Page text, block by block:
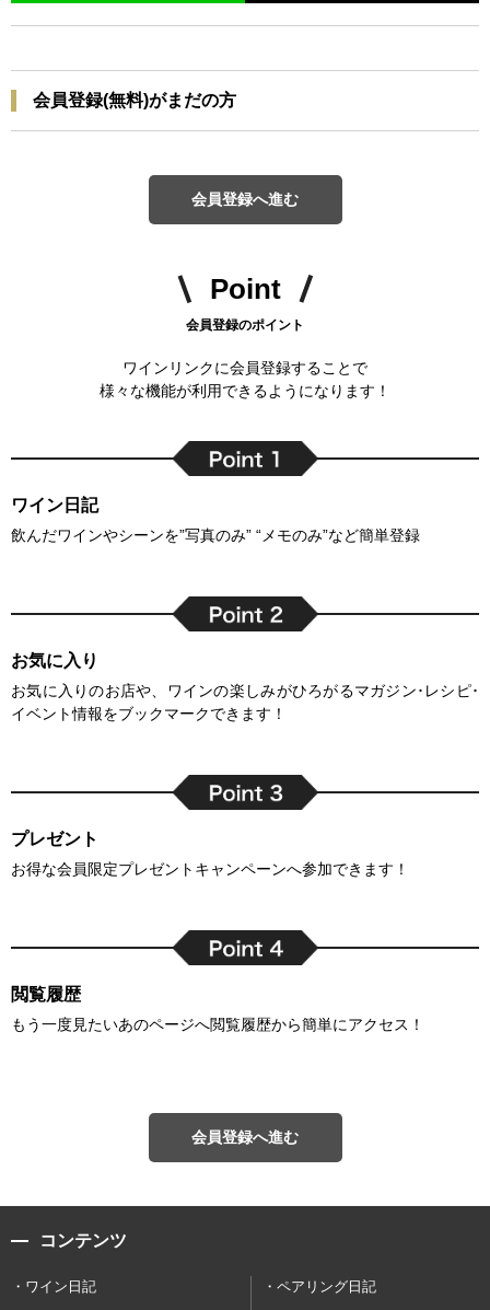
会員登録(無料)がまだの方
会員登録へ進む
Point
会員登録のポイント
ワインリンクに会員登録することで
様々な機能が利用できるようになります！
ワイン日記
飲んだワインやシーンを”写真のみ” “メモのみ”など簡単登録
お気に入り
お気に入りのお店や、ワインの楽しみがひろがるマガジン･レシピ･
イベント情報をブックマークできます！
プレゼント
お得な会員限定プレゼントキャンペーンへ参加できます！
閲覧履歴
もう一度見たいあのページへ閲覧履歴から簡単にアクセス！
会員登録へ進む
コンテンツ
ワイン日記
ペアリング日記